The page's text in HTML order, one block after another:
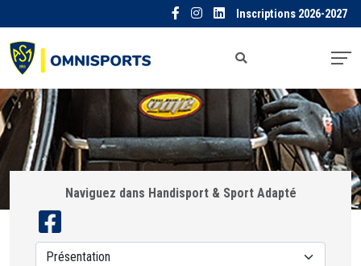
Inscriptions 2026-2027
Naviguez dans Handisport & Sport Adapté